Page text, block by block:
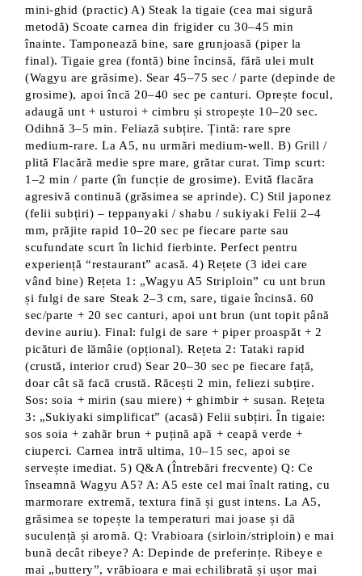
mini-ghid (practic) A) Steak la tigaie (cea mai sigură
metodă) Scoate carnea din frigider cu 30–45 min
înainte. Tamponează bine, sare grunjoasă (piper la
final). Tigaie grea (fontă) bine încinsă, fără ulei mult
(Wagyu are grăsime). Sear 45–75 sec / parte (depinde de
grosime), apoi încă 20–40 sec pe canturi. Oprește focul,
adaugă unt + usturoi + cimbru și stropește 10–20 sec.
Odihnă 3–5 min. Feliază subțire. Țintă: rare spre
medium-rare. La A5, nu urmări medium-well. B) Grill /
plită Flacără medie spre mare, grătar curat. Timp scurt:
1–2 min / parte (în funcție de grosime). Evită flacăra
agresivă continuă (grăsimea se aprinde). C) Stil japonez
(felii subțiri) – teppanyaki / shabu / sukiyaki Felii 2–4
mm, prăjite rapid 10–20 sec pe fiecare parte sau
scufundate scurt în lichid fierbinte. Perfect pentru
experiență “restaurant” acasă. 4) Rețete (3 idei care
vând bine) Rețeta 1: „Wagyu A5 Striploin” cu unt brun
și fulgi de sare Steak 2–3 cm, sare, tigaie încinsă. 60
sec/parte + 20 sec canturi, apoi unt brun (unt topit până
devine auriu). Final: fulgi de sare + piper proaspăt + 2
picături de lămâie (opțional). Rețeta 2: Tataki rapid
(crustă, interior crud) Sear 20–30 sec pe fiecare față,
doar cât să facă crustă. Răcești 2 min, feliezi subțire.
Sos: soia + mirin (sau miere) + ghimbir + susan. Rețeta
3: „Sukiyaki simplificat” (acasă) Felii subțiri. În tigaie:
sos soia + zahăr brun + puțină apă + ceapă verde +
ciuperci. Carnea intră ultima, 10–15 sec, apoi se
servește imediat. 5) Q&A (Întrebări frecvente) Q: Ce
înseamnă Wagyu A5? A: A5 este cel mai înalt rating, cu
marmorare extremă, textura fină și gust intens. La A5,
grăsimea se topește la temperaturi mai joase și dă
suculență și aromă. Q: Vrabioara (sirloin/striploin) e mai
bună decât ribeye? A: Depinde de preferințe. Ribeye e
mai „buttery”, vrăbioara e mai echilibrată și ușor mai